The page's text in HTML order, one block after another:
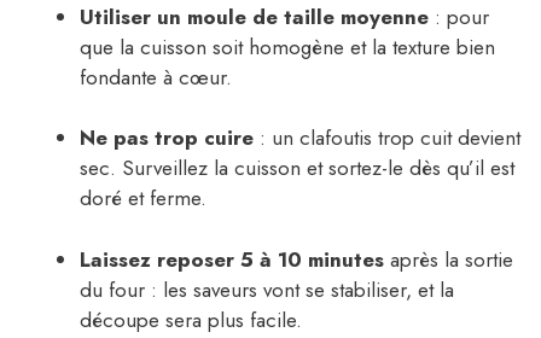
Utiliser un moule de taille moyenne : pour
que la cuisson soit homogène et la texture bien
fondante à cœur.
Ne pas trop cuire : un clafoutis trop cuit devient
sec. Surveillez la cuisson et sortez-le dès qu’il est
doré et ferme.
Laissez reposer 5 à 10 minutes après la sortie
du four : les saveurs vont se stabiliser, et la
découpe sera plus facile.